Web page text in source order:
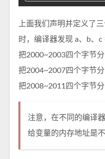
上面我们声明并定义了
时，编译器发现 a、b、c
把2000~2003四个字节
把2004~2007四个字节
把2008~2011四个字节
注意，在不同的编译
给变量的内存地址是不